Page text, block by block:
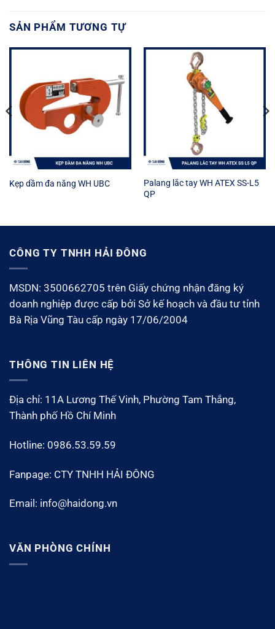
SẢN PHẨM TƯƠNG TỰ
Kẹp dầm đa năng WH UBC
Palang lắc tay WH ATEX SS-L5
QP
CÔNG TY TNHH HẢI ĐÔNG
MSDN: 3500662705 trên Giấy chứng nhận đăng ký
doanh nghiệp được cấp bởi Sở kế hoạch và đầu tư tỉnh
Bà Rịa Vũng Tàu cấp ngày 17/06/2004
THÔNG TIN LIÊN HỆ
Địa chỉ: 11A Lương Thế Vinh, Phường Tam Thắng,
Thành phố Hồ Chí Minh
Hotline: 0986.53.59.59
Fanpage: CTY TNHH HẢI ĐÔNG
Email: info@haidong.vn
VĂN PHÒNG CHÍNH